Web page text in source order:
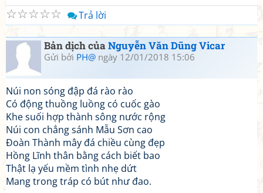
☆
☆
☆
☆
☆ Trả lời
Bản dịch củaNguyễn Văn Dũng Vicar
Gửi bởi PH@ ngày 12/01/2018 15:06
Núi non sóng đập đá rào rào
Có động thuồng luồng có cuốc gào
Khe suối hợp thành sông nước rộng
Núi con chẳng sánh Mẫu Sơn cao
Đoàn Thành mây đá chiều cùng đẹp
Hồng Lĩnh thân bằng cách biết bao
Thật lạ yếu mềm tình nhẹ dứt
Mang trong tráp có bút như đao.